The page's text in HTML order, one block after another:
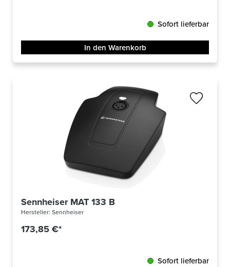
Sofort lieferbar
In den Warenkorb
Sennheiser MAT 133 B
Hersteller: Sennheiser
173,85 €*
Sofort lieferbar